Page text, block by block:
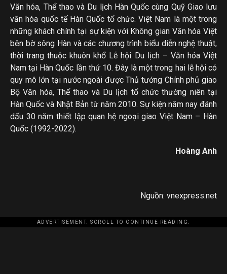
Văn hóa, Thể thao và Du lịch Hàn Quốc cùng Quỹ Giao lưu
văn hóa quốc tế Hàn Quốc tổ chức. Việt Nam là một trong
những khách chính tại sự kiện với Không gian Văn hóa Việt
bên bờ sông Hàn và các chương trình biểu diễn nghệ thuật,
thời trang thuộc khuôn khổ Lễ hội Du lịch – Văn hóa Việt
Nam tại Hàn Quốc lần thứ 10. Đây là một trong hai lễ hội có
quy mô lớn tại nước ngoài được Thủ tướng Chính phủ giao
Bộ Văn hóa, Thể thao và Du lịch tổ chức thường niên tại
Hàn Quốc và Nhật Bản từ năm 2010. Sự kiện năm nay đánh
dấu 30 năm thiết lập quan hệ ngoại giao Việt Nam – Hàn
Quốc (1992-2022).
Hoàng Anh
Nguồn: vnexpress.net
ADVERTISEMENT. SCROLL TO CONTINUE READING.